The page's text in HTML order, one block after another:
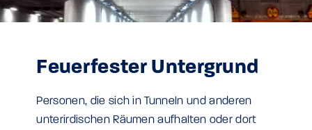
Feuerfester Untergrund
Personen, die sich in Tunneln und anderen
unterirdischen Räumen aufhalten oder dort